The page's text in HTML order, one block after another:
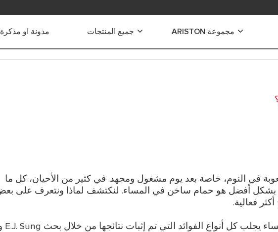
مجموعة ARISTON جميع المنتجات
سخانات مياه كهربائية للاستخدام التجاري
مدونة او مذكرة
في النوم، خاصة بعد يوم مشغول ومجهد. في كثير من الأحيان، كل ما
بشكل أفضل هو حمام ساخن في المساء. لنكتشف لماذا ونتعرف على
فعالية.